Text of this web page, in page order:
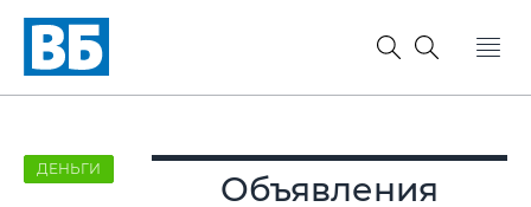
ДЕНЬГИ
Объявления